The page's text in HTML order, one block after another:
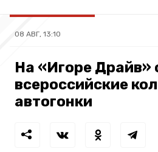
08 АВГ, 13:10
На «Игоре Драйв»
всероссийские
автогонки